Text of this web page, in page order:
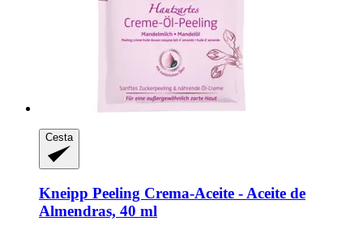
Cesta
Kneipp Peeling Crema-​Aceite -​ Aceite de
Almendras, 40 ml